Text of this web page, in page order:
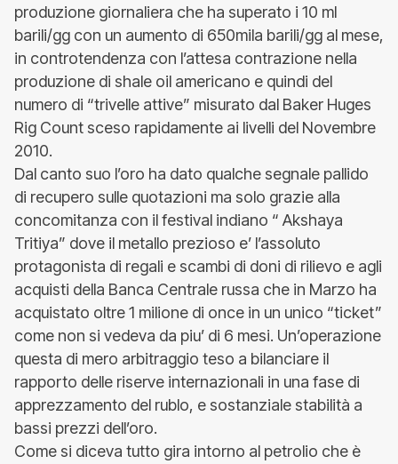
produzione giornaliera che ha superato i 10 ml
barili/gg con un aumento di 650mila barili/gg al mese,
in controtendenza con l’attesa contrazione nella
produzione di shale oil americano e quindi del
numero di “trivelle attive” misurato dal Baker Huges
Rig Count sceso rapidamente ai livelli del Novembre
2010.
Dal canto suo l’oro ha dato qualche segnale pallido
di recupero sulle quotazioni ma solo grazie alla
concomitanza con il festival indiano “ Akshaya
Tritiya” dove il metallo prezioso e’ l’assoluto
protagonista di regali e scambi di doni di rilievo e agli
acquisti della Banca Centrale russa che in Marzo ha
acquistato oltre 1 milione di once in un unico “ticket”
come non si vedeva da piu’ di 6 mesi. Un’operazione
questa di mero arbitraggio teso a bilanciare il
rapporto delle riserve internazionali in una fase di
apprezzamento del rublo, e sostanziale stabilità a
bassi prezzi dell’oro.
Come si diceva tutto gira intorno al petrolio che è